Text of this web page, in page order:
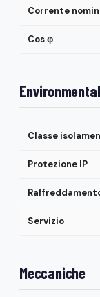
Corrente
Cos φ
Environmental
Classe
Protezione IP
Servizio
Meccaniche